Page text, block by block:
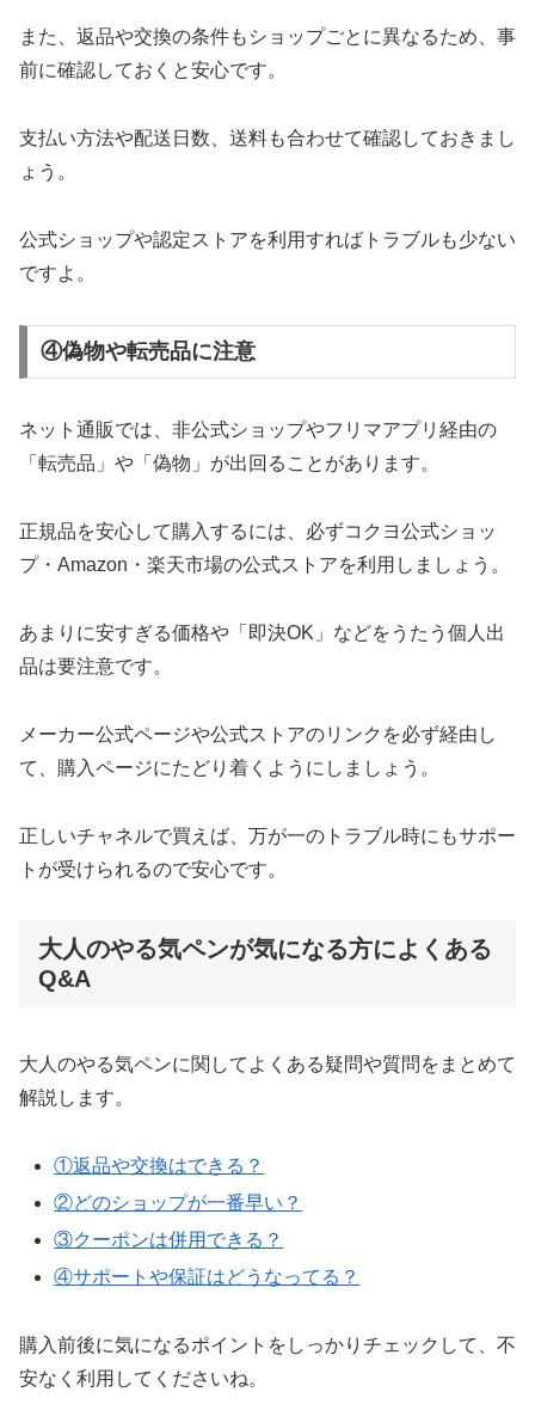
また、返品や交換の条件もショップごとに異なるため、事
前に確認しておくと安心です。
支払い方法や配送日数、送料も合わせて確認しておきまし
ょう。
公式ショップや認定ストアを利用すればトラブルも少ない
ですよ。
④偽物や転売品に注意
ネット通販では、非公式ショップやフリマアプリ経由の
「転売品」や「偽物」が出回ることがあります。
正規品を安心して購入するには、必ずコクヨ公式ショッ
プ・Amazon・楽天市場の公式ストアを利用しましょう。
あまりに安すぎる価格や「即決OK」などをうたう個人出
品は要注意です。
メーカー公式ページや公式ストアのリンクを必ず経由し
て、購入ページにたどり着くようにしましょう。
正しいチャネルで買えば、万が一のトラブル時にもサポー
トが受けられるので安心です。
大人のやる気ペンが気になる方によくある
Q&A
大人のやる気ペンに関してよくある疑問や質問をまとめて
解説します。
①返品や交換はできる？
②どのショップが一番早い？
③クーポンは併用できる？
④サポートや保証はどうなってる？
購入前後に気になるポイントをしっかりチェックして、不
安なく利用してくださいね。